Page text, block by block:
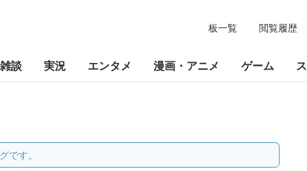
板一覧 閲覧履歴
雑談 実況 エンタメ 漫画・アニメ ゲーム
です。